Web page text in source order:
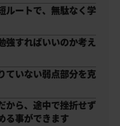
ルートで、無駄なく学
強すればいいのか考え
ていない弱点部分を克
から、途中で挫折せず
る事ができます